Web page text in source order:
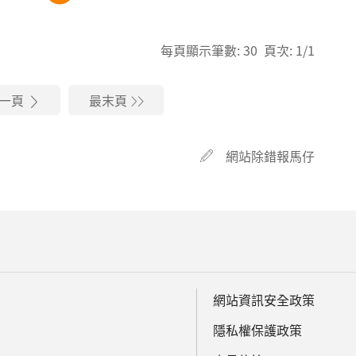
每頁顯示筆數: 30 頁次: 1/1
頁 最末頁
網站除錯報馬仔
網站資訊安全政策
隱私權保護政策